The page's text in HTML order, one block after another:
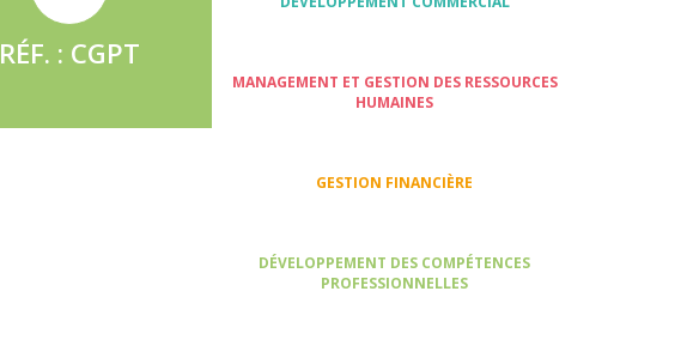
RÉF. : CGPT
MANAGEMENT ET GESTION DES RESSOURCES
HUMAINES
GESTION FINANCIÈRE
DÉVELOPPEMENT DES COMPÉTENCES
PROFESSIONNELLES